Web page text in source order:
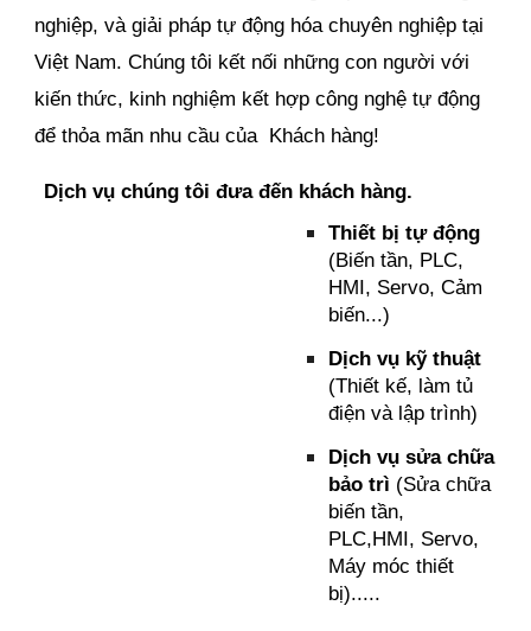
nghiệp, và giải pháp tự động hóa chuyên nghiệp tại
Việt Nam. Chúng tôi kết nối những con người với
kiến thức, kinh nghiệm kết hợp công nghệ tự động
để thỏa mãn nhu cầu của Khách hàng!
Dịch vụ chúng tôi đưa đến khách hàng.
Thiết bị tự động
(Biến tần, PLC,
HMI, Servo, Cảm
biến...)
Dịch vụ kỹ thuật
(Thiết kế, làm tủ
điện và lập trình)
Dịch vụ sửa chữa
bảo trì (Sửa chữa
biến tần,
PLC,HMI, Servo,
Máy móc thiết
bị).....